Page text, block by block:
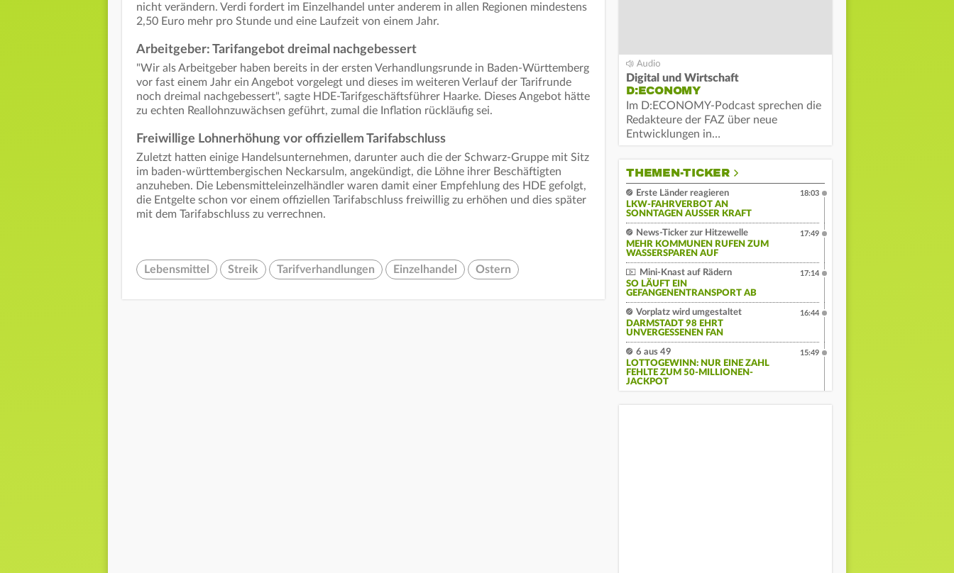
nicht verändern. Verdi fordert im Einzelhandel unter anderem in allen Regionen mindestens
2,50 Euro mehr pro Stunde und eine Laufzeit von einem Jahr.
Arbeitgeber: Tarifangebot dreimal nachgebessert
"Wir als Arbeitgeber haben bereits in der ersten Verhandlungsrunde in Baden-Württemberg
vor fast einem Jahr ein Angebot vorgelegt und dieses im weiteren Verlauf der Tarifrunde
noch dreimal nachgebessert", sagte HDE-Tarifgeschäftsführer Haarke. Dieses Angebot hätte
zu echten Reallohnzuwächsen geführt, zumal die Inflation rückläufig sei.
Freiwillige Lohnerhöhung vor offiziellem Tarifabschluss
Zuletzt hatten einige Handelsunternehmen, darunter auch die der Schwarz-Gruppe mit Sitz
im baden-württembergischen Neckarsulm, angekündigt, die Löhne ihrer Beschäftigten
anzuheben. Die Lebensmitteleinzelhändler waren damit einer Empfehlung des HDE gefolgt,
die Entgelte schon vor einem offiziellen Tarifabschluss freiwillig zu erhöhen und dies später
mit dem Tarifabschluss zu verrechnen.
Lebensmittel Streik Tarifverhandlungen Einzelhandel Ostern
Digital und Wirtschaft
D:ECONOMY
Im D:ECONOMY-Podcast sprechen die
Redakteure der FAZ über neue
Entwicklungen in…
THEMEN-TICKER
Erste Länder reagieren
LKW-FAHRVERBOT AN
SONNTAGEN AUSSER KRAFT
18:03
News-Ticker zur Hitzewelle
MEHR KOMMUNEN RUFEN ZUM
WASSERSPAREN AUF
17:49
Mini-Knast auf Rädern
SO LÄUFT EIN
GEFANGENENTRANSPORT AB
17:14
Vorplatz wird umgestaltet
DARMSTADT 98 EHRT
UNVERGESSENEN FAN
16:44
6 aus 49
LOTTOGEWINN: NUR EINE ZAHL
FEHLTE ZUM 50-MILLIONEN-
JACKPOT
15:49